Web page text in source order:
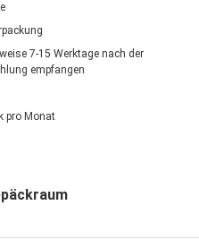
7-15 Werktage nach der
empfangen
pro Monat